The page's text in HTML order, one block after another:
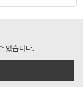
있습니다.